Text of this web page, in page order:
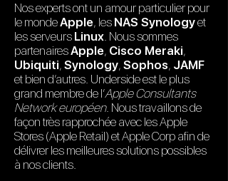
Nos experts ont un amour particulier pour
le mondeApple, les NAS Synologyet
les serveurs Linux. Nous sommes
partenairesApple, Cisco Meraki,
Ubiquiti, Synology, Sophos, JAMF
et bien d’autres. Underside est le plus
grand membre de l’Apple Consultants
Network européen. Nous travaillons de
façon très rapprochée avec les Apple
Stores (Apple Retail) et Apple Corp afin de
délivrer les meilleures solutions possibles
à nos clients.